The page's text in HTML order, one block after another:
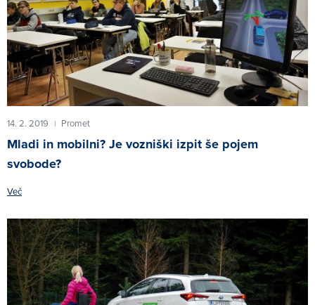
14. 2. 2019 | Promet
Mladi in mobilni? Je vozniški izpit še pojem
svobode?
Več